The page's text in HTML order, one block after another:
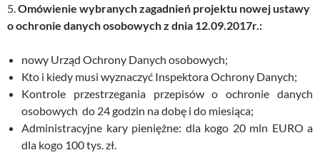
5.Omówienie wybranych zagadnień projektu nowej ustawy
o ochronie danych osobowych z dnia 12.09.2017r.:
nowy Urząd Ochrony Danych osobowych;
Kto i kiedy musi wyznaczyć Inspektora Ochrony Danych;
Kontrole przestrzegania przepisów o ochronie danych
osobowych do 24 godzin na dobę i do miesiąca;
Administracyjne kary pieniężne: dla kogo 20 mln EURO a
dla kogo 100 tys. zł.